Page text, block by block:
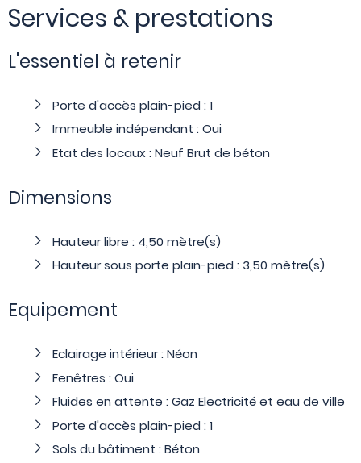
Services & prestations
L'essentiel à retenir
Porte d'accès plain-pied : 1
Immeuble indépendant : Oui
Etat des locaux : Neuf Brut de béton
Dimensions
Hauteur libre : 4,50 mètre(s)
Hauteur sous porte plain-pied : 3,50 mètre(s)
Equipement
Eclairage intérieur : Néon
Fenêtres : Oui
Fluides en attente : Gaz Electricité et eau de ville
Porte d'accès plain-pied : 1
Sols du bâtiment : Béton